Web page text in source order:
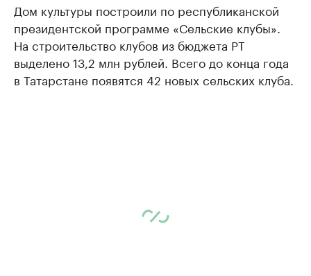
Дом культуры построили по республиканской
президентской программе «Сельские клубы».
На строительство клубов из бюджета РТ
выделено 13,2 млн рублей. Всего до конца года
в Татарстане появятся 42 новых сельских клуба.